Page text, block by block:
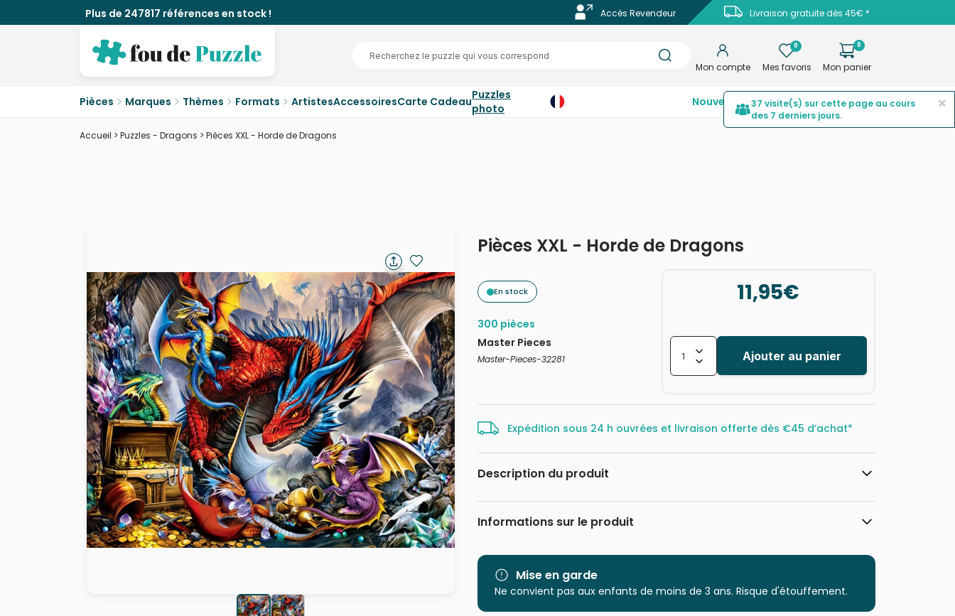
Plus de 247817 références en stock ! Livraison gratuite dès 45€ *
Accès Revendeur
Mon compte
0
Mes favoris
0
Mon panier
Pièces Marques Thèmes Formats ArtistesAccessoiresCarte CadeauPuzzles
photo
NouveautésTop ventesPromotions
Accueil > Puzzles - Dragons > Pièces XXL - Horde de Dragons
Pièces XXL - Horde de Dragons
En stock
300 pièces
Master Pieces
Master-Pieces-32281
11,95€
Ajouter au panier
Expédition sous 24 h ouvrées et livraison offerte dès €45 d’achat*
Description du produit
Eva Nicolskaya
Informations sur le produit
Catégorie
Age
à partir de 9 ans (251 à 399 pièces)
Mise en garde
Ne convient pas aux enfants de moins de 3 ans. Risque d'étouffement.
×
37 visite(s) sur cette page au cours
des 7 derniers jours.